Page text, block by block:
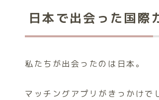
日本で出会った国際
私たちが出会ったのは日本。
マッチングアプリがきっかけで